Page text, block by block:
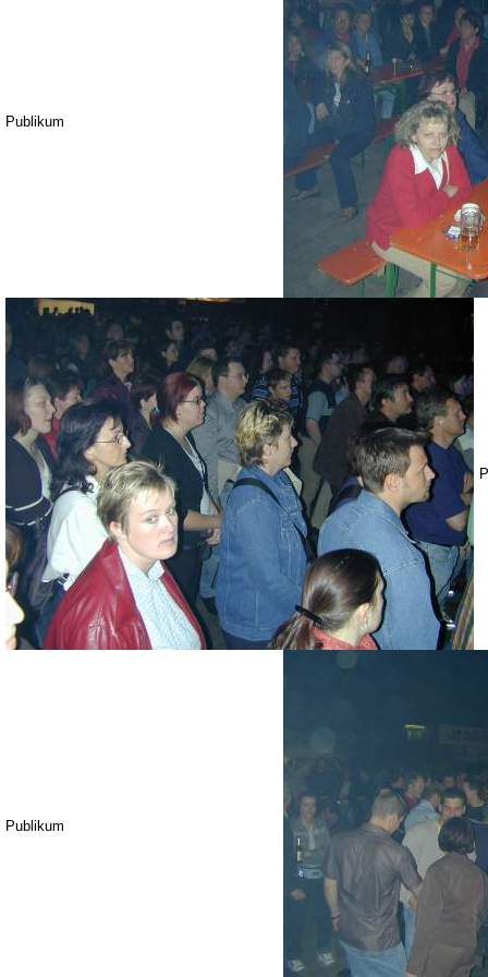
Publikum
Publikum